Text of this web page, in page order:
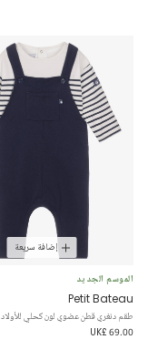
إضافة سريعة
الموسم الجديد
Petit Bateau
طقم دنغري قطن عضوي لون كحلي للأولاد
UK£ 69.00